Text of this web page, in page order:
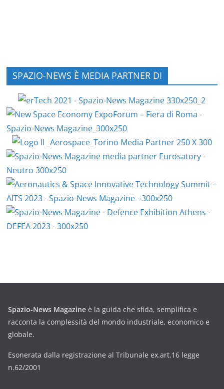
SPAZIO-NEWS È MEDIA PARTNER DI
Spazio-News Magazine è la guida che sfida, semplifica e
racconta la complessità del mondo industriale, economico e
globale.
Esonerata dalla registrazione al Tribunale ex.art.16 legge
n.62/2001